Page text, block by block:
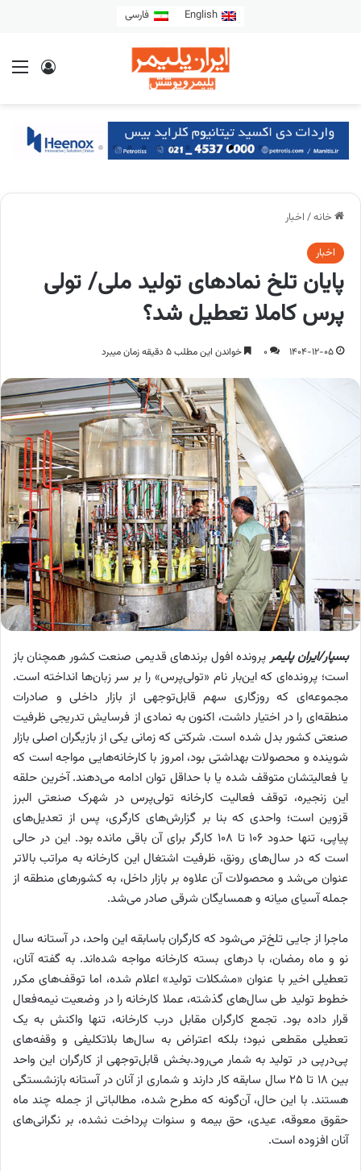
English فارسی
خانه/ اخبار
اخبار
پایان تلخ نمادهای تولید ملی/ تولی
پرس کاملا تعطیل شد؟
1404-12-05
0 خواندن این مطلب 5 دقیقه زمان میبرد
بسپار/ایران پلیمرپرونده افول برندهای قدیمی صنعت کشور همچنان باز
است؛ پرونده‌ای که این‌بار نام «تولی‌پرس» را بر سر زبان‌ها انداخته است.
مجموعه‌ای که روزگاری سهم قابل‌توجهی از بازار داخلی و صادرات
منطقه‌ای را در اختیار داشت، اکنون به نمادی از فرسایش تدریجی ظرفیت
صنعتی کشور بدل شده است. شرکتی که زمانی یکی از بازیگران اصلی بازار
شوینده و محصولات بهداشتی بود، امروز با کارخانه‌هایی مواجه است که
یا فعالیتشان متوقف شده یا با حداقل توان ادامه می‌دهند. آخرین حلقه
این زنجیره، توقف فعالیت کارخانه تولی‌پرس در شهرک صنعتی البرز
قزوین است؛ واحدی که بنا بر گزارش‌های کارگری، پس از تعدیل‌های
پیاپی، تنها حدود ۱۰۶ تا ۱۰۸ کارگر برای آن باقی مانده‌ بود. این در حالی
است که در سال‌های رونق، ظرفیت اشتغال این کارخانه به مراتب بالاتر
عنوان می‌شد و محصولات آن علاوه بر بازار داخل، به کشورهای منطقه از
جمله آسیای میانه و همسایگان شرقی صادر می‌شد.
ماجرا از جایی تلخ‌تر می‌شود که کارگران باسابقه این واحد، در آستانه سال
نو و ماه رمضان، با درهای بسته کارخانه مواجه شده‌اند. به گفته آنان،
تعطیلی اخیر با عنوان «مشکلات تولید» اعلام شده، اما توقف‌های مکرر
خطوط تولید طی سال‌های گذشته، عملا کارخانه را در وضعیت نیمه‌فعال
قرار داده بود. تجمع کارگران مقابل درب کارخانه، تنها واکنش به یک
تعطیلی مقطعی نبود؛ بلکه اعتراض به سال‌ها بلاتکلیفی و وقفه‌های
پی‌درپی در تولید به شمار می‌رود.بخش قابل‌توجهی از کارگران این واحد
بین ۱۸ تا ۲۵ سال سابقه کار دارند و شماری از آنان در آستانه بازنشستگی
هستند. با این حال، آن‌گونه که مطرح شده، مطالباتی از جمله چند ماه
حقوق معوقه، عیدی، حق بیمه و سنوات پرداخت‌ نشده، بر نگرانی‌های
آنان افزوده است.